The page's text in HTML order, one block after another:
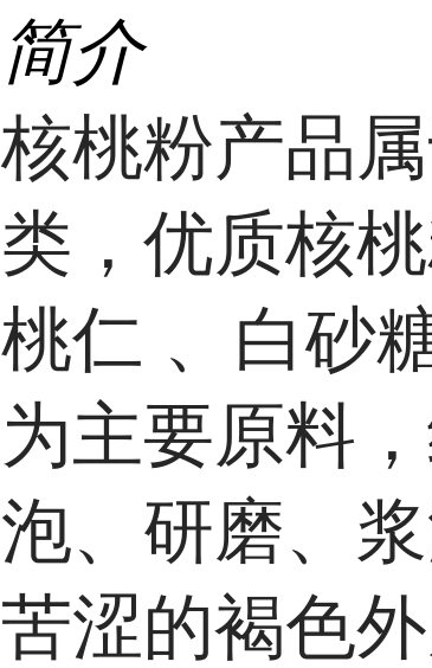
简介
核桃粉产品
类，优质核
桃仁 、白砂
为主要原料
泡、研磨、
苦涩的褐色